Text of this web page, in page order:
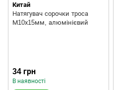
Китай
Натягувач сорочки троса
М10х15мм, алюмінієвий
34 грн
В наявності